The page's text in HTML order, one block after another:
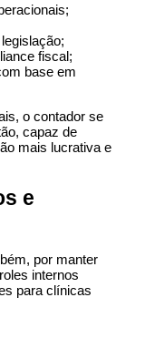
fiscal;
base em
o contador se
capaz de
mais lucrativa e
e
por manter
internos
para clínicas